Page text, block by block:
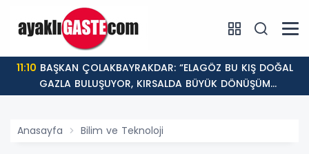
11:10
GAZLA BULUŞUYOR, KIRSALDA BÜYÜK DÖNÜŞÜM
BAŞLIYOR!”
Anasayfa Bilim ve Teknoloji